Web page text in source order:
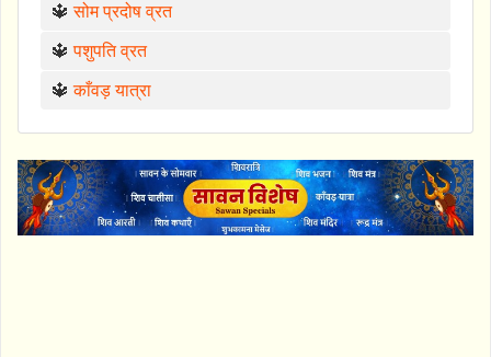
🔱सोम प्रदोष व्रत
🔱पशुपति व्रत
🔱काँवड़ यात्रा